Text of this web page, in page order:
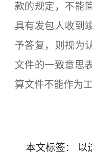
款的规定，不能
具有发包人收到
予答复，则视为
文件的一致意思
算文件不能作为
本文标签： 以